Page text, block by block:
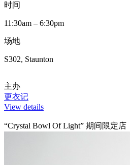
时间
11:30am – 6:30pm
场地
S302, Staunton
主办
更衣记
View details
“Crystal Bowl Of Light” 期间限定店